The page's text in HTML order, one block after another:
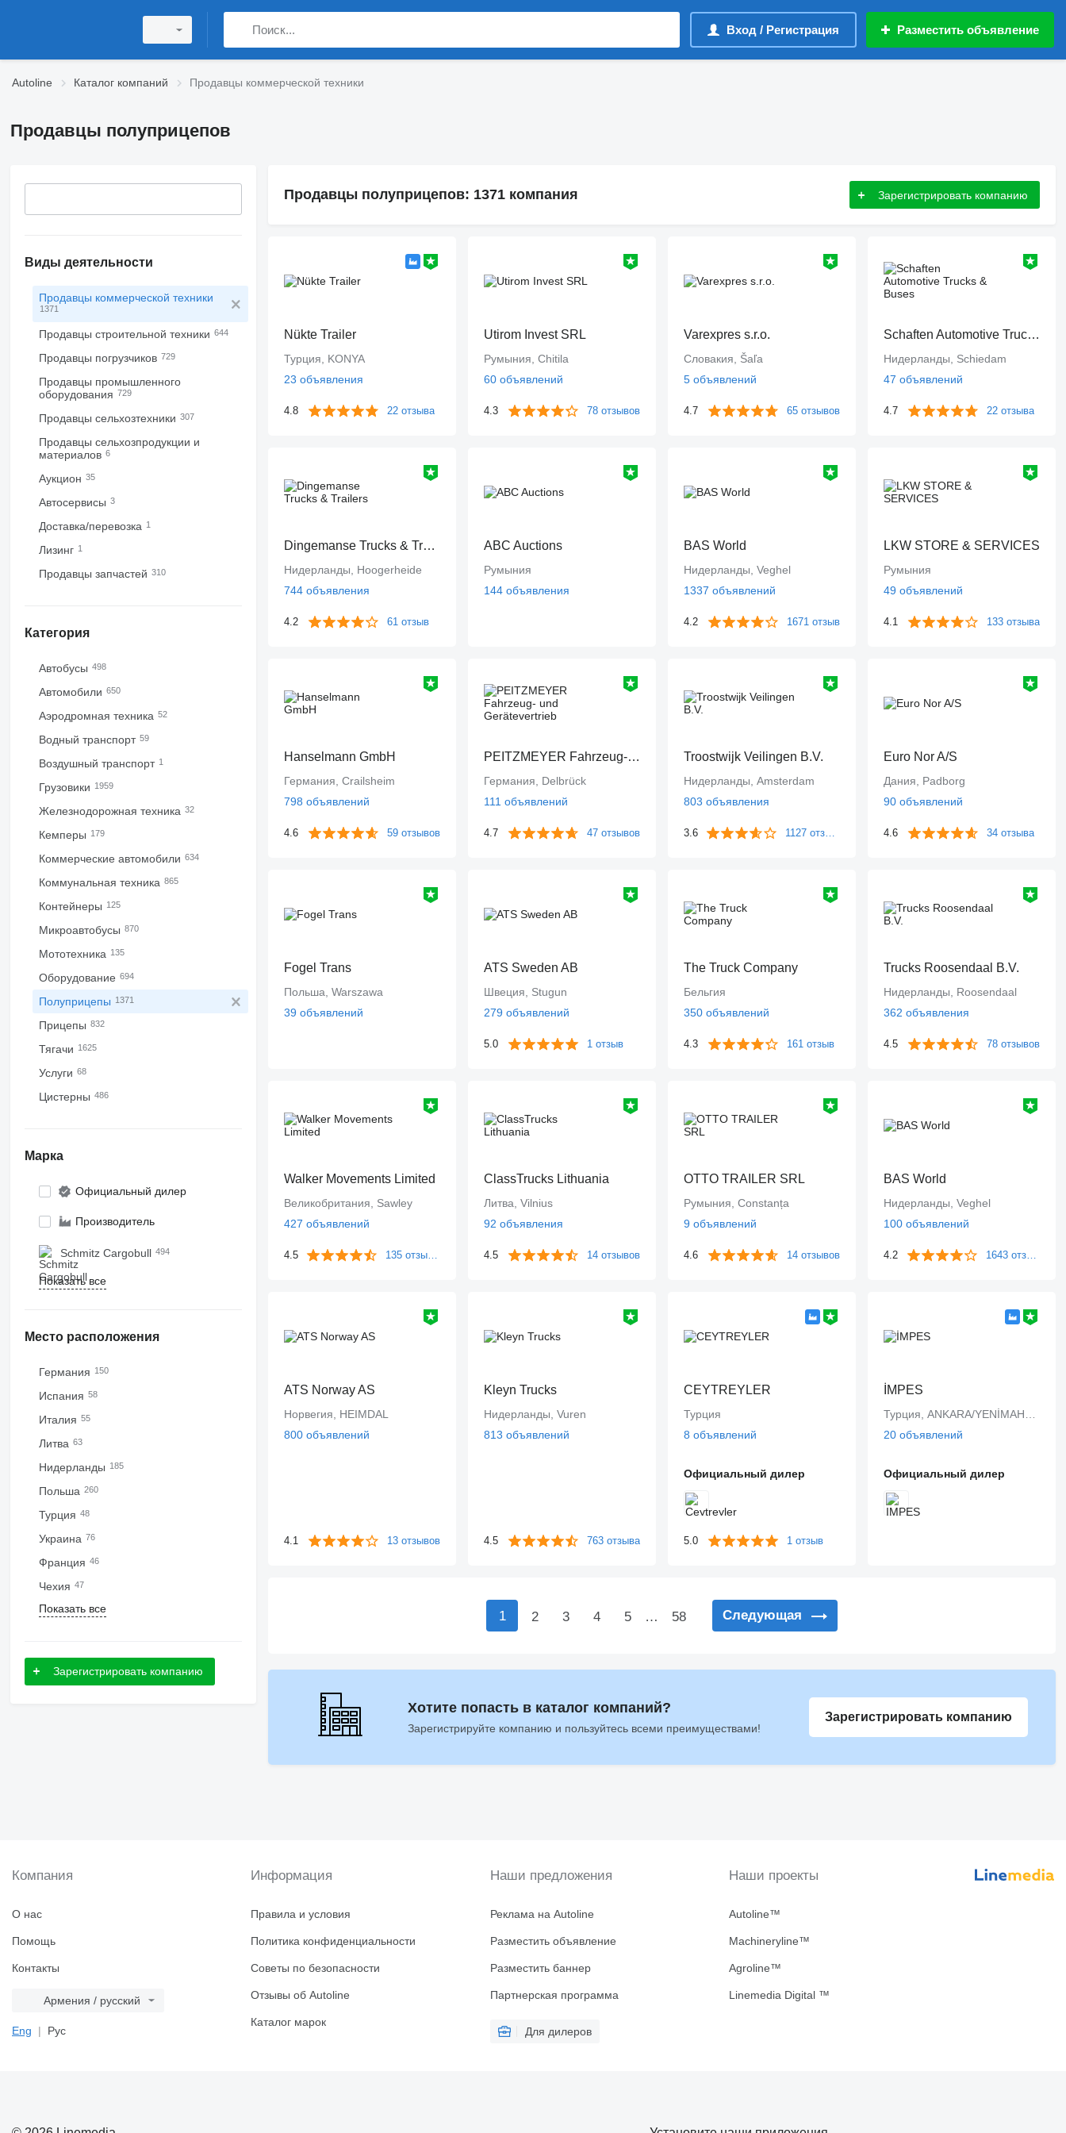
Вход / Регистрация Разместить объявление
Autoline Каталог компаний Продавцы коммерческой техники
Продавцы полуприцепов
Виды деятельности
Продавцы коммерческой техники
1371
Продавцы строительной техники 644
Продавцы погрузчиков 729
Продавцы промышленного
оборудования 729
Продавцы сельхозтехники 307
Продавцы сельхозпродукции и
материалов 6
Аукцион 35
Автосервисы 3
Доставка/перевозка 1
Лизинг 1
Продавцы запчастей 310
Категория
Автобусы 498
Автомобили 650
Аэродромная техника 52
Водный транспорт 59
Воздушный транспорт 1
Грузовики 1959
Железнодорожная техника 32
Кемперы 179
Коммерческие автомобили 634
Коммунальная техника 865
Контейнеры 125
Микроавтобусы 870
Мототехника 135
Оборудование 694
Полуприцепы 1371
Прицепы 832
Тягачи 1625
Услуги 68
Цистерны 486
Марка
Официальный дилер
Производитель
Schmitz Cargobull 494
Показать все
Место расположения
Германия 150
Испания 58
Италия 55
Литва 63
Нидерланды 185
Польша 260
Турция 48
Украина 76
Франция 46
Чехия 47
Показать все
Зарегистрировать компанию
Продавцы полуприцепов: 1371 компания Зарегистрировать компанию
Nükte Trailer
Турция, KONYA
23 объявления
4.8 22 отзыва
Utirom Invest SRL
Румыния, Chitila
60 объявлений
4.3 78 отзывов
Varexpres s.r.o.
Словакия, Šaľa
5 объявлений
4.7 65 отзывов
Schaften Automotive Trucks & Buses
Нидерланды, Schiedam
47 объявлений
4.7 22 отзыва
Dingemanse Trucks & Trailers
Нидерланды, Hoogerheide
744 объявления
4.2 61 отзыв
ABC Auctions
Румыния
144 объявления
BAS World
Нидерланды, Veghel
1337 объявлений
4.2 1671 отзыв
LKW STORE & SERVICES
Румыния
49 объявлений
4.1 133 отзыва
Hanselmann GmbH
Германия, Crailsheim
798 объявлений
4.6 59 отзывов
PEITZMEYER Fahrzeug- und Gerätevertrieb
Германия, Delbrück
111 объявлений
4.7 47 отзывов
Troostwijk Veilingen B.V.
Нидерланды, Amsterdam
803 объявления
3.6 1127 отзывов
Euro Nor A/S
Дания, Padborg
90 объявлений
4.6 34 отзыва
Fogel Trans
Польша, Warszawa
39 объявлений
ATS Sweden AB
Швеция, Stugun
279 объявлений
5.0 1 отзыв
The Truck Company
Бельгия
350 объявлений
4.3 161 отзыв
Trucks Roosendaal B.V.
Нидерланды, Roosendaal
362 объявления
4.5 78 отзывов
Walker Movements Limited
Великобритания, Sawley
427 объявлений
4.5 135 отзывов
ClassTrucks Lithuania
Литва, Vilnius
92 объявления
4.5 14 отзывов
OTTO TRAILER SRL
Румыния, Constanța
9 объявлений
4.6 14 отзывов
BAS World
Нидерланды, Veghel
100 объявлений
4.2 1643 отзыва
ATS Norway AS
Норвегия, HEIMDAL
800 объявлений
4.1 13 отзывов
Kleyn Trucks
Нидерланды, Vuren
813 объявлений
4.5 763 отзыва
CEYTREYLER
Турция
8 объявлений
Официальный дилер
5.0 1 отзыв
İMPES
20 объявлений
Официальный дилер
1 2 3 4 5 … 58 Следующая
Хотите попасть в каталог компаний?
Зарегистрируйте компанию и пользуйтесь всеми преимуществами!
Зарегистрировать компанию
Компания
О нас
Помощь
Контакты
Армения / русский
Eng Рус
Информация
Правила и условия
Политика конфиденциальности
Советы по безопасности
Отзывы об Autoline
Каталог марок
Наши предложения
Реклама на Autoline
Разместить объявление
Разместить баннер
Партнерская программа
Для дилеров
Наши проекты
Autoline™
Machineryline™
Agroline™
Linemedia Digital ™